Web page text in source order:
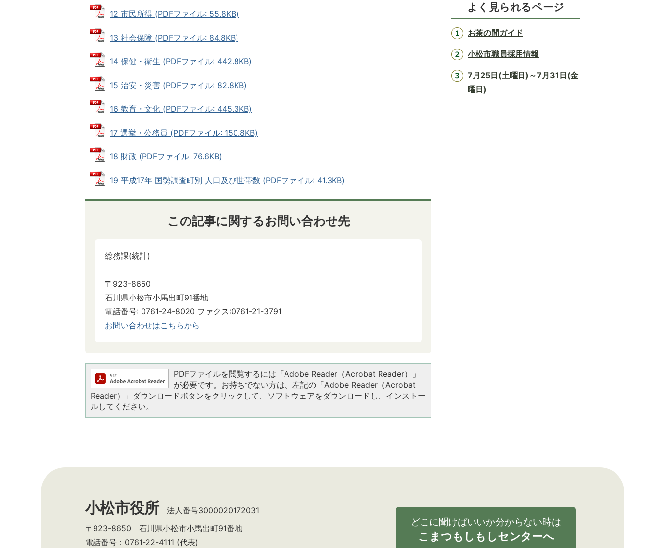
12 市民所得 (PDFファイル: 55.8KB)
13 社会保障 (PDFファイル: 84.8KB)
14 保健・衛生 (PDFファイル: 442.8KB)
15 治安・災害 (PDFファイル: 82.8KB)
16 教育・文化 (PDFファイル: 445.3KB)
17 選挙・公務員 (PDFファイル: 150.8KB)
18 財政 (PDFファイル: 76.6KB)
19 平成17年 国勢調査町別 人口及び世帯数 (PDFファイル: 41.3KB)
この記事に関するお問い合わせ先
総務課(統計)
〒923-8650
石川県小松市小馬出町91番地
電話番号: 0761-24-8020 ファクス:0761-21-3791
お問い合わせはこちらから
PDFファイルを閲覧するには「Adobe Reader（Acrobat Reader）」
が必要です。お持ちでない方は、左記の「Adobe Reader（Acrobat
Reader）」ダウンロードボタンをクリックして、ソフトウェアをダウンロードし、インストー
ルしてください。
よく見られるページ
お茶の間ガイド
小松市職員採用情報
7月25日(土曜日)～7月31日(金
曜日)
小松市役所
法人番号3000020172031
〒923-8650 石川県小松市小馬出町91番地
電話番号：0761-22-4111 (代表)
どこに聞けばいいか分からない時は
こまつもしもしセンターへ